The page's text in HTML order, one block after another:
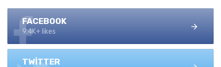
FACEBOOK
9.4K+ likes
TWITTER